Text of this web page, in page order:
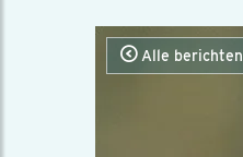
Alle berichten